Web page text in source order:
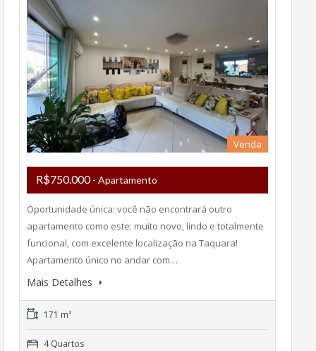
Venda
R$750.000- Apartamento
Oportunidade única: você não encontrará outro
apartamento como este: muito novo, lindo e totalmente
funcional, com excelente localização na Taquara!
Apartamento único no andar com…
Mais Detalhes
171 m²
4 Quartos